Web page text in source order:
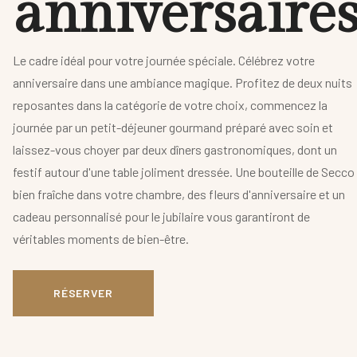
anniversaire
Le cadre idéal pour votre journée spéciale. Célébrez votre
anniversaire dans une ambiance magique. Profitez de deux nuits
reposantes dans la catégorie de votre choix, commencez la
journée par un petit-déjeuner gourmand préparé avec soin et
laissez-vous choyer par deux dîners gastronomiques, dont un
festif autour d'une table joliment dressée. Une bouteille de Secco
bien fraîche dans votre chambre, des fleurs d'anniversaire et un
cadeau personnalisé pour le jubilaire vous garantiront de
véritables moments de bien-être.
RÉSERVER